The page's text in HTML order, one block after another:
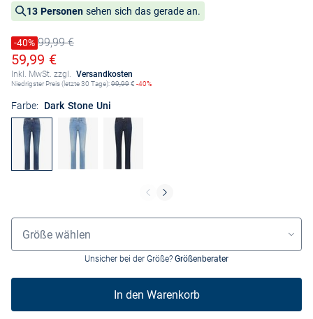
13 Personen sehen sich das gerade an.
Preis reduziert um
-40%
Alter Preis99,99 €
Ermäßigter Preis
59,99 €
Inkl. MwSt. zzgl. Versandkosten
Niedrigster Preis (letzte 30 Tage):99,99€ -40%
Farbe: Dark Stone Uni
Grössenauswahl
Größe wählen
Unsicher bei der Größe? Größenberater
In den Warenkorb